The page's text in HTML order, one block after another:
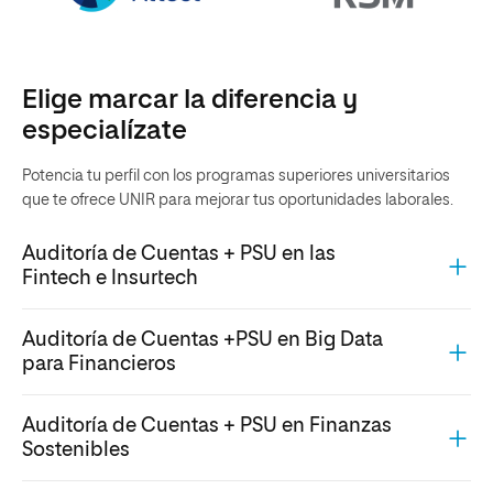
Elige marcar la diferencia y
especialízate
Potencia tu perfil con los programas superiores universitarios
que te ofrece UNIR para mejorar tus oportunidades laborales.
Auditoría de Cuentas + PSU en las
Fintech e Insurtech
Auditoría de Cuentas +PSU en Big Data
para Financieros
Auditoría de Cuentas + PSU en Finanzas
Sostenibles